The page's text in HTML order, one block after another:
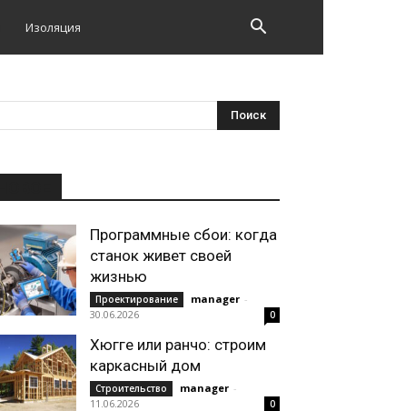
Изоляция
Программные сбои: когда
станок живет своей
жизнью
Проектирование manager -
30.06.2026
0
Хюгге или ранчо: строим
каркасный дом
Строительство manager -
11.06.2026
0